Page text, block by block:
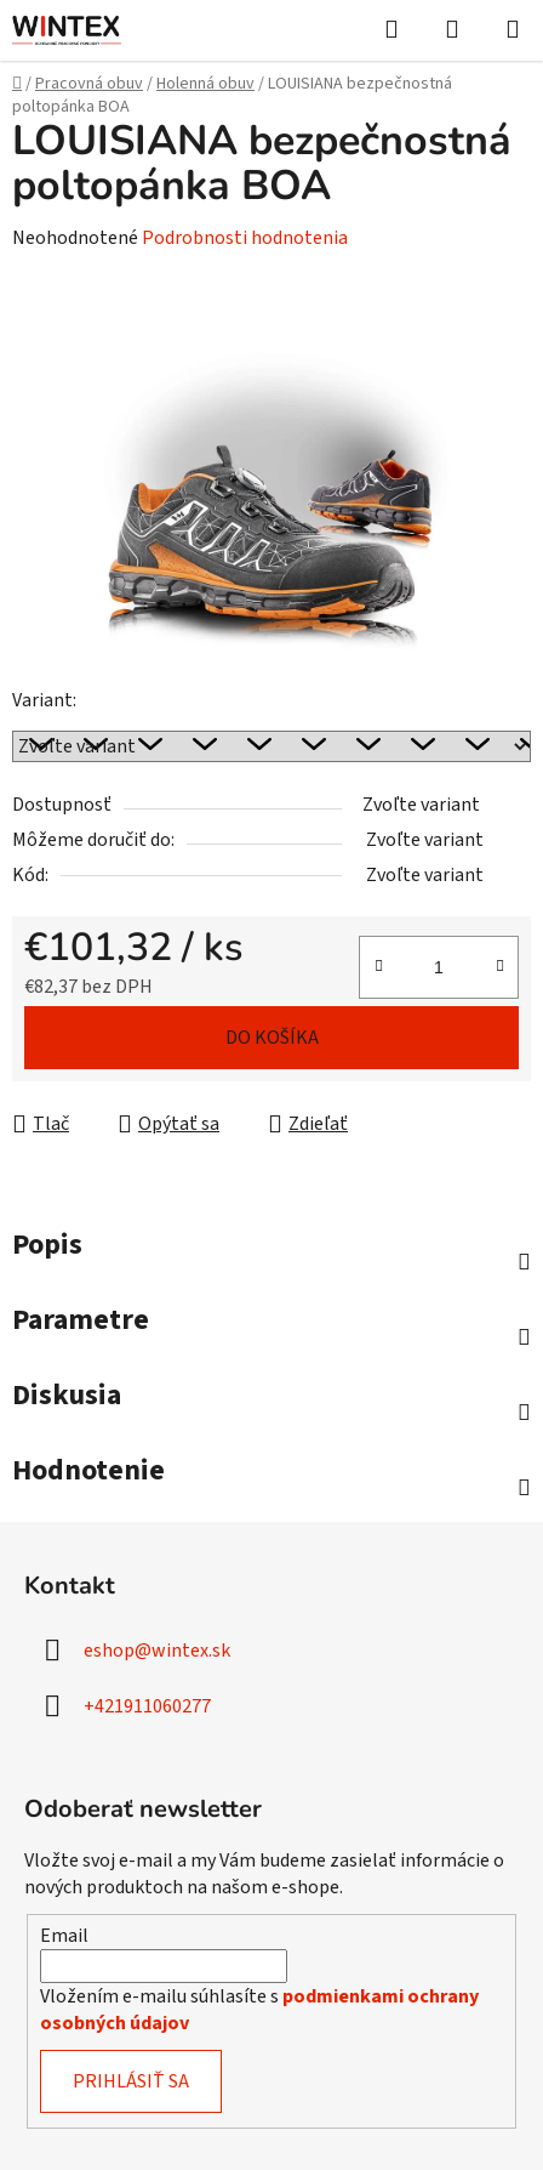
Prejsť
na
obsah
Hľadať
KOŠÍK
Domov
/Pracovná obuv/Holenná obuv/LOUISIANA bezpečnostná
poltopánka BOA
Variant:
Dostupnosť
Zvoľte variant
Môžeme doručiť do:
Zvoľte variant
Kód:
Zvoľte variant
€101,32/ ks
€82,37 bez DPH
DO KOŠÍKA
Tlač Opýtať sa Zdieľať
LOUISIANA bezpečnostná
poltopánka BOA
Priemerné
Neohodnotené Podrobnosti hodnotenia
Popis
Parametre
Diskusia
Hodnotenie
Kontakt
eshop@wintex.sk
+421911060277
Odoberať newsletter
Vložte svoj e-mail a my Vám budeme zasielať informácie o
nových produktoch na našom e-shope.
Email
Vložením e-mailu súhlasíte s podmienkami ochrany
osobných údajov
PRIHLÁSIŤ SA